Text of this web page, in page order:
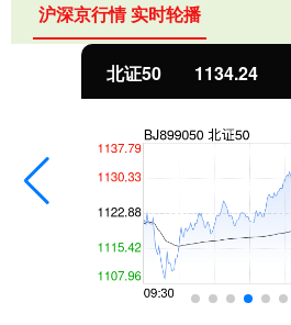
沪深京行情 实时轮播
北证50 1134.24